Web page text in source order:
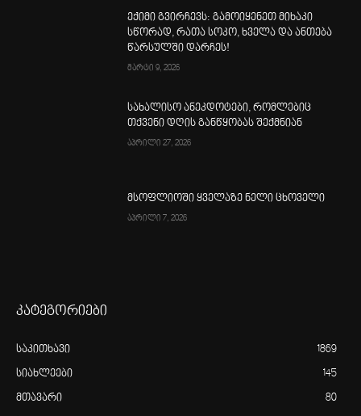
ექიმი გვირჩევს: გამოიყენეთ მიხაკი
სწორად, რათა სოკო, ხველა და ანთება
წარსულში დარჩეს!
მარტი 9, 2026
სახალისო ანეკდოტები, რომლებიც
თქვენი დღის განწყობას შექმნიან
აპრილი 27, 2026
მსოფლიოში ყველაზე ნელი ცხოველი
აპრილი 7, 2026
კატეგორიები
საკითხავი 1869
სიახლეები 145
მთავარი 80